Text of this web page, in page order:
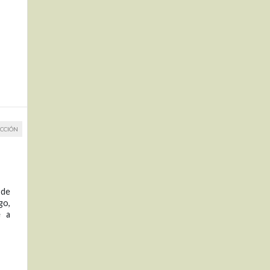
a